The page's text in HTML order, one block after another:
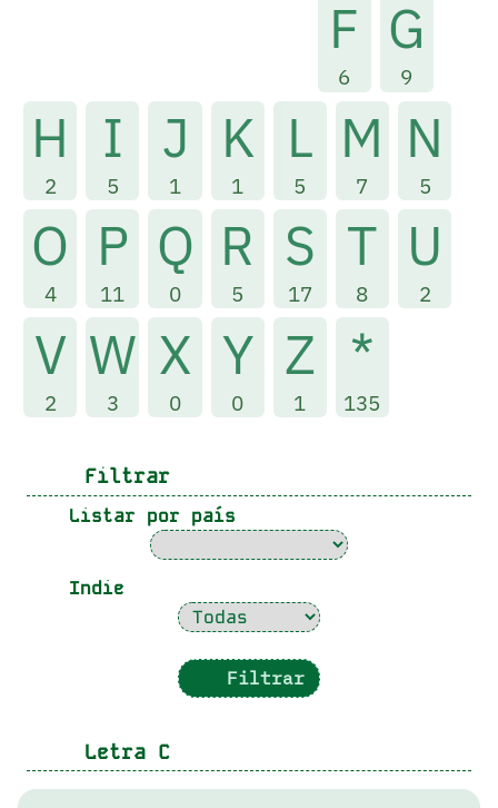
F
6
G
9
H
2
I
5
J
1
K
1
L
5
M
7
N
5
O
4
P
11
Q
0
R
5
S
17
T
8
U
2
V
2
W
3
X
0
Y
0
Z
1
*
135
Filtrar
Listar por país
Indie
Filtrar
Letra C